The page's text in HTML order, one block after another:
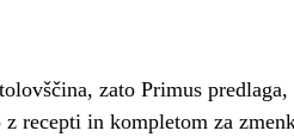
zato Primus
recepti in kompletom za